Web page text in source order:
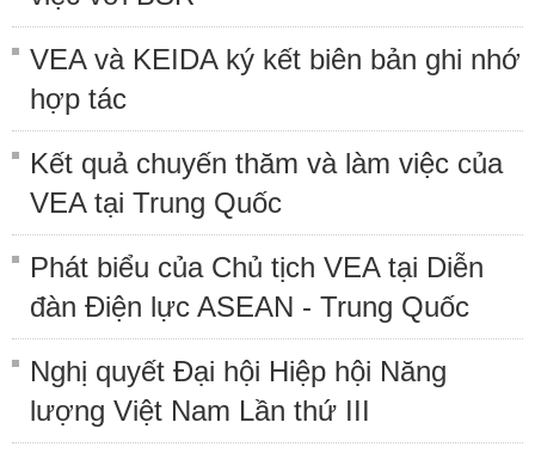
VEA và KEIDA ký kết biên bản ghi nhớ
hợp tác
Kết quả chuyến thăm và làm việc của
VEA tại Trung Quốc
Phát biểu của Chủ tịch VEA tại Diễn
đàn Điện lực ASEAN - Trung Quốc
Nghị quyết Đại hội Hiệp hội Năng
lượng Việt Nam Lần thứ III